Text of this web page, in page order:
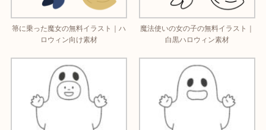
箒に乗った魔女の無料イラスト｜ハ
ロウィン向け素材
魔法使いの女の子の無料イラスト｜
白黒ハロウィン素材